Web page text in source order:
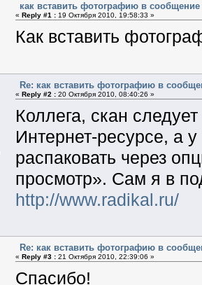
как вставить фотографию в сообщение
« Reply #1 :19 Октября 2010, 19:58:33 »
Как вставить
Re: как вставить фотографию в
« Reply #2 :20 Октября 2010, 08:40:26 »
Коллега, скан
Интернет-ресурсе, а
распаковать через
просмотр». Сам я в
http://www.radikal.ru/
Re: как вставить фотографию в
« Reply #3 :21 Октября 2010, 22:39:06 »
Спасибо!